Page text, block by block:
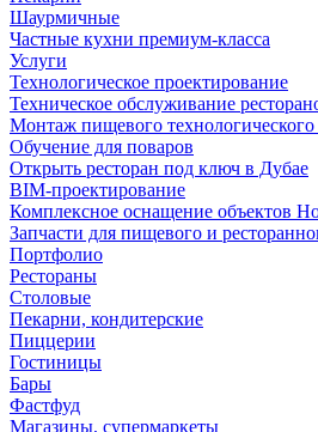
Шаурмичные
Частные кухни премиум-класса
Услуги
Технологическое проектирование
Техническое обслуживание
Монтаж пищевого технологического
Обучение для поваров
Открыть ресторан под ключ в Дубае
BIM-проектирование
Комплексное оснащение объектов
Запчасти для пищевого и
Портфолио
Рестораны
Столовые
Пекарни, кондитерские
Пиццерии
Гостиницы
Бары
Фастфуд
Магазины, супермаркеты